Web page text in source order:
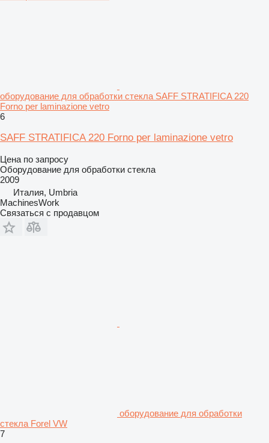
оборудование для обработки стекла SAFF STRATIFICA 220
Forno per laminazione vetro
6
SAFF STRATIFICA 220 Forno per laminazione vetro
Цена по запросу
Оборудование для обработки стекла
2009
Италия, Umbria
MachinesWork
Связаться с продавцом
оборудование для обработки
стекла Forel VW
7